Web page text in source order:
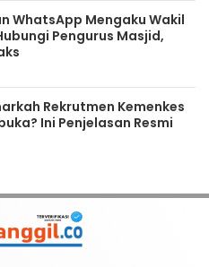
WhatsApp Mengaku Wakil
Pengurus Masjid,
Rekrutmen Kemenkes
Ini Penjelasan Resmi